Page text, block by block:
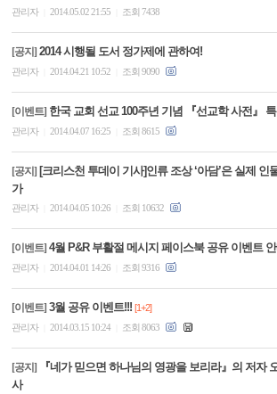
관리자 2014.05.02 21:55 조회 7438
[공지] 2014 시행될 도서 정가제에 관하여!
관리자 2014.04.21 10:52 조회 9090
[이벤트] 한국 교회 선교 100주년 기념 『선교학 사전』
관리자 2014.04.07 16:25 조회 8615
[공지] [크리스천 투데이 기사]인류 조상 ‘아담’은 실제 인
가
관리자 2014.04.05 10:26 조회 10632
[이벤트] 4월 P&R 부활절 메시지 페이스북 공유 이벤트
관리자 2014.04.01 14:26 조회 9316
[이벤트] 3월 공유 이벤트!!! [1+2]
관리자
2014.03.15 10:24 조회 8063
[공지]
『네가 믿으면 하나님의 영광을 보리라』의 저자
사